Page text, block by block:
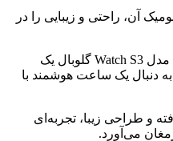
آن، راحتی و زیبایی را در
در نهایت، ساعت هوشمند شیائومی مدل Watch S3 گلوبال یک
دنبال یک ساعت هوشمند با
و طراحی زیبا، تجربه‌ای
می‌آورد.